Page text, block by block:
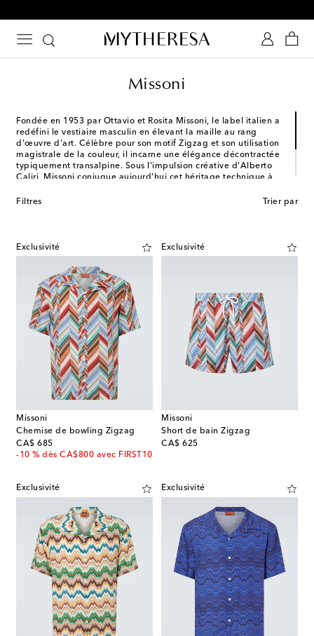
Missoni
Fondée en 1953 par Ottavio et Rosita Missoni, le label italien a
redéfini le vestiaire masculin en élevant la maille au rang
d'œuvre d'art. Célèbre pour son motif Zigzag et son utilisation
magistrale de la couleur, il incarne une élégance décontractée
typiquement transalpine. Sous l'impulsion créative d'Alberto
Caliri, Missoni conjugue aujourd'hui cet héritage technique à
géométriques signent une allure sophistiquée, où le savoir-
Filtres Trier par
Exclusivité
Missoni
Chemise de bowling Zigzag
CA$ 685
original price
-10 % dès CA$800 avec FIRST10
Exclusivité
Missoni
Short de bain Zigzag
CA$ 625
original price
Exclusivité Exclusivité